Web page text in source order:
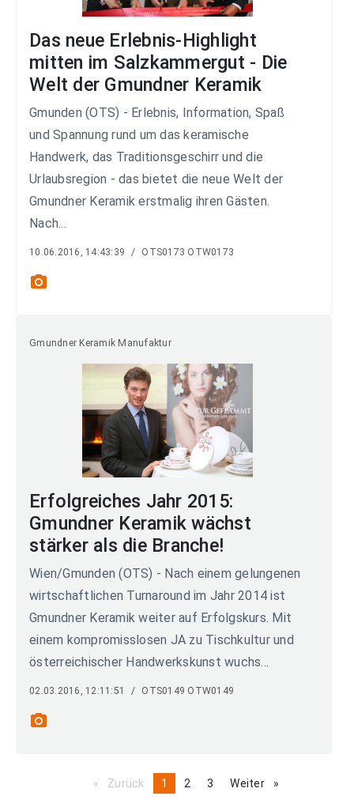
Das neue Erlebnis-Highlight
mitten im Salzkammergut - Die
Welt der Gmundner Keramik
Gmunden (OTS) - Erlebnis, Information, Spaß
und Spannung rund um das keramische
Handwerk, das Traditionsgeschirr und die
Urlaubsregion - das bietet die neue Welt der
Gmundner Keramik erstmalig ihren Gästen.
Nach...
10.06.2016, 14:43:39 / OTS0173 OTW0173
photo_camera
Gmundner Keramik Manufaktur
Erfolgreiches Jahr 2015:
Gmundner Keramik wächst
stärker als die Branche!
Wien/Gmunden (OTS) - Nach einem gelungenen
wirtschaftlichen Turnaround im Jahr 2014 ist
Gmundner Keramik weiter auf Erfolgskurs. Mit
einem kompromisslosen JA zu Tischkultur und
österreichischer Handwerkskunst wuchs...
02.03.2016, 12:11:51 / OTS0149 OTW0149
photo_camera
Zurück pageYou're
1 page
2 page
3 Weiter page